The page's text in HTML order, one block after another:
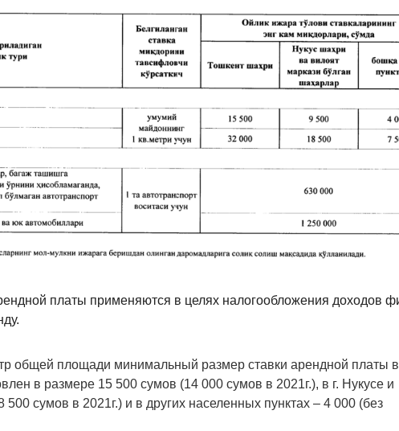
платы применяются в целях налогообложения доходов
общей площади минимальный размер ставки арендной платы
в размере 15 500 сумов (14 000 сумов в 2021г.), в г. Нукусе и
сумов в 2021г.) и в других населенных пунктах – 4 000 (без